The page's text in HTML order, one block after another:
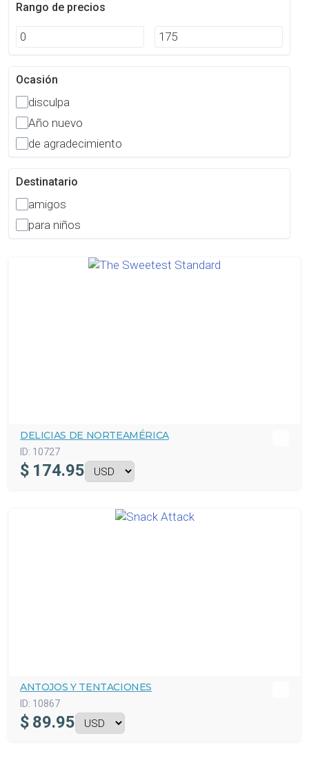
Rango de precios
Ocasión
disculpa
Año nuevo
de agradecimiento
Destinatario
amigos
para niños
DELICIAS DE NORTEAMÉRICA
ID: 10727
$ 174.95
ANTOJOS Y TENTACIONES
ID: 10867
$ 89.95